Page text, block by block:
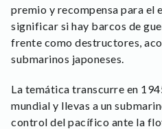
premio y recompensa para el
significar si hay barcos de
frente como destructores,
submarinos japoneses.
La temática transcurre en
mundial y llevas a un
control del pacífico ante la